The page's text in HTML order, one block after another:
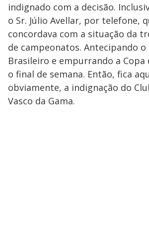
indignado com a decisão.
o Sr. Júlio Avellar, por telefone,
concordava com a situação da
de campeonatos. Antecipando
Brasileiro e empurrando a Copa
o final de semana. Então, fica
obviamente, a indignação do
Vasco da Gama.